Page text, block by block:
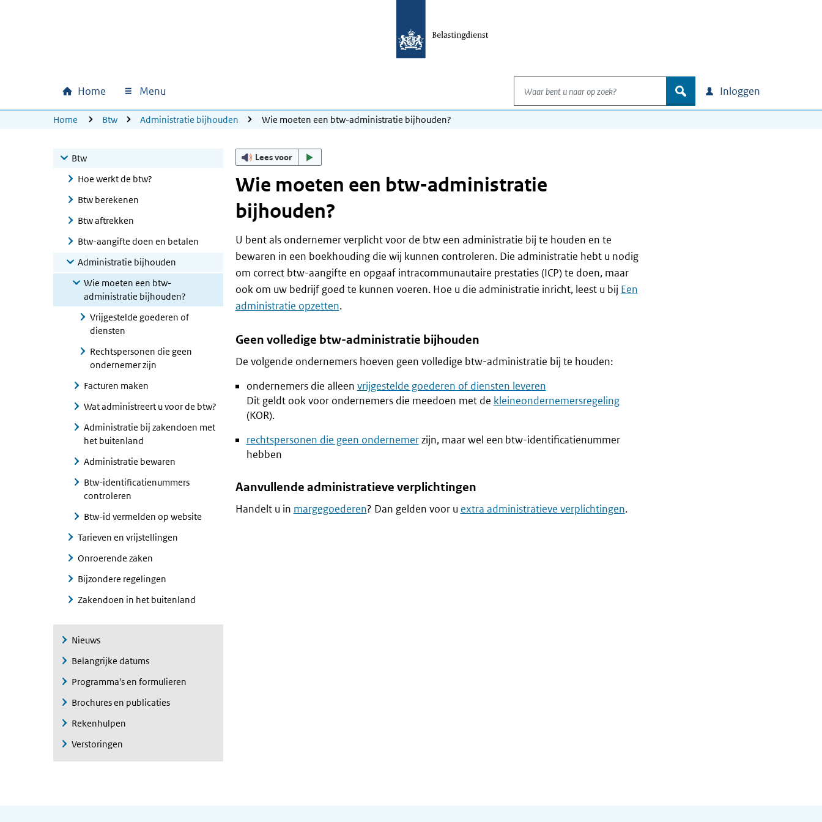
Hoofdnavigatie
Home Menu
Waar bent u naar op zoek?
zoek Inloggen
U bevindt zich hier:
Home Btw Administratie bijhouden Wie moeten een btw-administratie bijhouden?
Btw
Hoe werkt de btw?
Btw berekenen
Btw aftrekken
Btw-aangifte doen en betalen
Administratie bijhouden
Wie moeten een btw-
administratie bijhouden?
Vrijgestelde goederen of
diensten
Rechtspersonen die geen
ondernemer zijn
Facturen maken
Wat administreert u voor de btw?
Administratie bij zakendoen met
het buitenland
Administratie bewaren
Btw-identificatienummers
controleren
Btw-id vermelden op website
Tarieven en vrijstellingen
Onroerende zaken
Bijzondere regelingen
Zakendoen in het buitenland
Nieuws
Belangrijke datums
Programma's en formulieren
Brochures en publicaties
Rekenhulpen
Verstoringen
Lees voor
Wie moeten een btw-administratie
bijhouden?
U bent als ondernemer verplicht voor de btw een administratie bij te houden en te
bewaren in een boekhouding die wij kunnen controleren. Die administratie hebt u nodig
om correct btw-aangifte en opgaaf intracommunautaire prestaties (ICP) te doen, maar
ook om uw bedrijf goed te kunnen voeren. Hoe u die administratie inricht, leest u bij Een
administratie opzetten.
Geen volledige btw-administratie bijhouden
De volgende ondernemers hoeven geen volledige btw-administratie bij te houden:
ondernemers die alleen vrijgestelde goederen of diensten leveren
Dit geldt ook voor ondernemers die meedoen met de kleineondernemersregeling
(KOR).
rechtspersonen die geen ondernemerzijn, maar wel een btw-identificatienummer
hebben
Aanvullende administratieve verplichtingen
Handelt u in margegoederen? Dan gelden voor u extra administratieve verplichtingen.